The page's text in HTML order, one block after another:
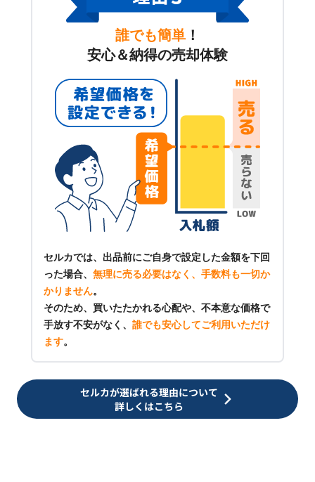
誰でも簡単 ！
安心＆納得の売却体験
セルカでは、出品前にご自身で設定した金額を下回
った場合、 無理に売る必要はなく、手数料も一切か
かりません。
そのため、買いたたかれる心配や、不本意な価格で
手放す不安がなく、 誰でも安心してご利用いただけ
ます。
セルカが選ばれる理由について
詳しくはこちら